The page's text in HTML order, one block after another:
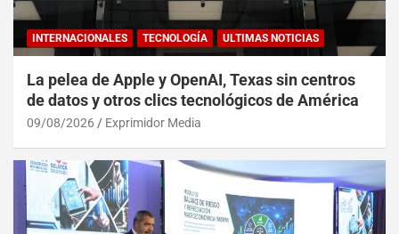
INTERNACIONALES TECNOLOGÍA ULTIMAS NOTICIAS
La pelea de Apple y OpenAI, Texas sin centros
de datos y otros clics tecnológicos de América
09/08/2026 Exprimidor Media